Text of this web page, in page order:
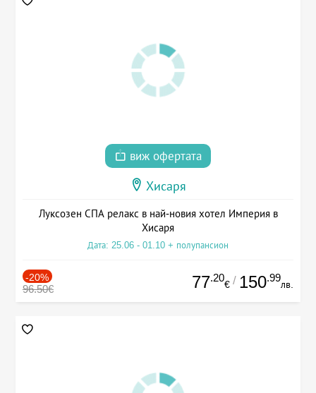
виж офертата
Хисаря
Луксозен СПА релакс в най-новия хотел Империя в
Хисаря
Дата: 25.06 - 01.10 + полупансион
-20%
96.50€ 77.20
€ / 150.99
лв.